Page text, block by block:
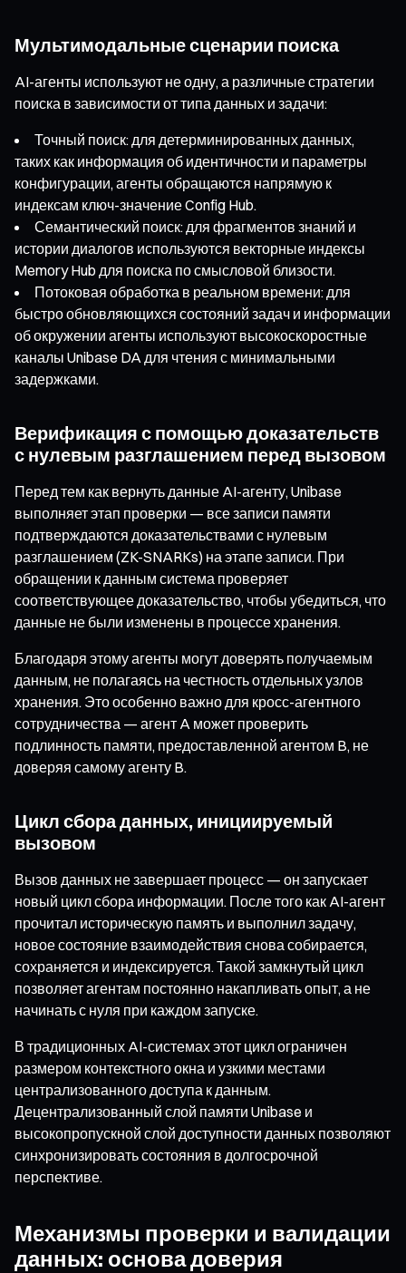
Мультимодальные сценарии поиска
AI-агенты используют не одну, а различные стратегии
поиска в зависимости от типа данных и задачи:
Точный поиск: для детерминированных данных,
таких как информация об идентичности и параметры
конфигурации, агенты обращаются напрямую к
индексам ключ-значение Config Hub.
Семантический поиск: для фрагментов знаний и
истории диалогов используются векторные индексы
Memory Hub для поиска по смысловой близости.
Потоковая обработка в реальном времени: для
быстро обновляющихся состояний задач и информации
об окружении агенты используют высокоскоростные
каналы Unibase DA для чтения с минимальными
задержками.
Верификация с помощью доказательств
с нулевым разглашением перед вызовом
Перед тем как вернуть данные AI-агенту, Unibase
выполняет этап проверки — все записи памяти
подтверждаются доказательствами с нулевым
разглашением (ZK-SNARKs) на этапе записи. При
обращении к данным система проверяет
соответствующее доказательство, чтобы убедиться, что
данные не были изменены в процессе хранения.
Благодаря этому агенты могут доверять получаемым
данным, не полагаясь на честность отдельных узлов
хранения. Это особенно важно для кросс-агентного
сотрудничества — агент A может проверить
подлинность памяти, предоставленной агентом B, не
доверяя самому агенту B.
Цикл сбора данных, инициируемый
вызовом
Вызов данных не завершает процесс — он запускает
новый цикл сбора информации. После того как AI-агент
прочитал историческую память и выполнил задачу,
новое состояние взаимодействия снова собирается,
сохраняется и индексируется. Такой замкнутый цикл
позволяет агентам постоянно накапливать опыт, а не
начинать с нуля при каждом запуске.
В традиционных AI-системах этот цикл ограничен
размером контекстного окна и узкими местами
централизованного доступа к данным.
Децентрализованный слой памяти Unibase и
высокопропускной слой доступности данных позволяют
синхронизировать состояния в долгосрочной
перспективе.
Механизмы проверки и валидации
данных: основа доверия